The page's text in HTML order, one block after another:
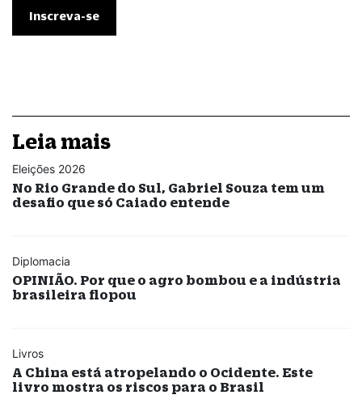
Leia mais
Eleições 2026
No Rio Grande do Sul, Gabriel Souza tem um
desafio que só Caiado entende
Diplomacia
OPINIÃO. Por que o agro bombou e a indústria
brasileira flopou
Livros
A China está atropelando o Ocidente. Este
livro mostra os riscos para o Brasil